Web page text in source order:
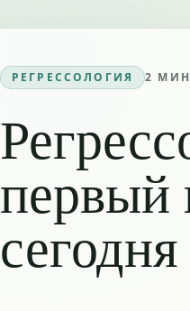
РЕГРЕССОЛОГИЯ 2
первый
сегодня